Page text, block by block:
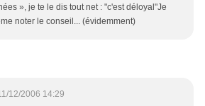
», je te le dis tout net : "c'est déloyal"Je
noter le conseil... (évidemment)
12/2006 14:29